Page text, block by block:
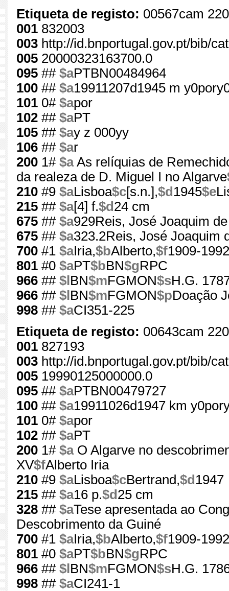
Etiqueta de registo: 00567cam
001 832003
003 http://id.bnportugal.gov.pt/bib/
005 20000323163700.0
095 ## $aPTBN00484964
100 ## $a19911207d1945 m
101 0# $apor
102 ## $aPT
105 ## $ay z 000yy
106 ## $ar
200 1# $aAs relíquias de
da realeza de D. Miguel I no Algarve
210 #9 $aLisboa$c[s.n.],$d 1945$e
215 ## $a[4] f.$d 24 cm
675 ## $a929Reis, José Joaquim
675 ## $a323.2Reis, José Joaquim
700 #1 $aIria,$bAlberto,$f1909-1992
801 #0 $aPT$bBN$gRPC
966 ## $l BN$mFGMON$sH.G.
966 ## $l BN$mFGMON$pDoação
998 ## $aCI351-225
Etiqueta de registo: 00643cam
001 827193
003 http://id.bnportugal.gov.pt/bib/
005 19990125000000.0
095 ## $aPTBN00479727
100 ## $a19911026d1947 km
101 0# $apor
102 ## $aPT
200 1# $aO Algarve no
XV$fAlberto Iria
210 #9 $aLisboa$cBertrand,$d 1947
215 ## $a16 p.$d 25 cm
328 ## $aTese apresentada ao
Descobrimento da Guiné
700 #1 $aIria,$bAlberto,$f1909-1992
801 #0 $aPT$bBN$gRPC
966 ## $l BN$mFGMON$sH.G.
998 ## $aCI241-1